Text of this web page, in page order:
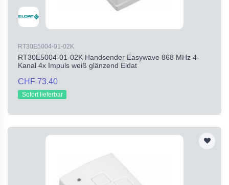
RT30E5004-01-02K
RT30E5004-01-02K Handsender Easywave 868 MHz 4-
Kanal 4x Impuls weiß glänzend Eldat
CHF 73.40
Sofort lieferbar